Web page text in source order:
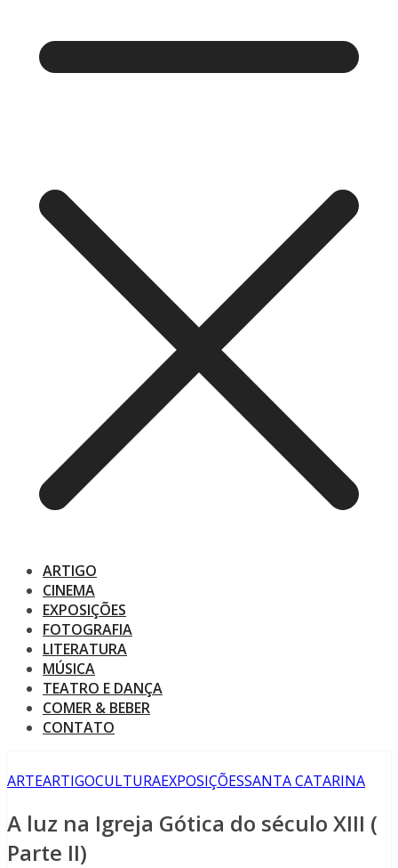
ARTIGO
CINEMA
EXPOSIÇÕES
FOTOGRAFIA
LITERATURA
MÚSICA
TEATRO E DANÇA
COMER & BEBER
CONTATO
ARTEARTIGOCULTURAEXPOSIÇÕESSANTA CATARINA
A luz na Igreja Gótica do século XIII (
Parte II)